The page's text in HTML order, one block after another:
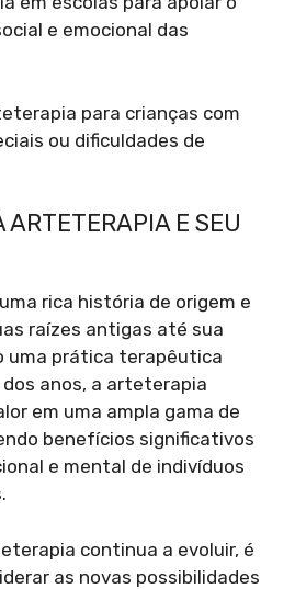
e emocional das
para crianças com
ou dificuldades de
E SEU
rica história de origem e
raízes antigas até sua
uma prática terapêutica
anos, a arteterapia
em uma ampla gama de
benefícios significativos
e mental de indivíduos
continua a evoluir, é
as novas possibilidades